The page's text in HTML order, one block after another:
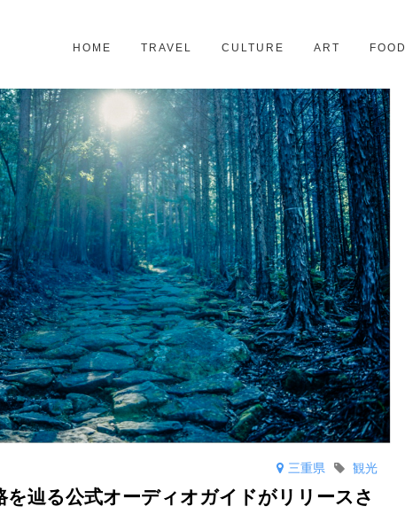
HOME TRAVEL CULTURE ART FOOD
三重県 観光
を辿る公式オーディオガイドがリリースさ